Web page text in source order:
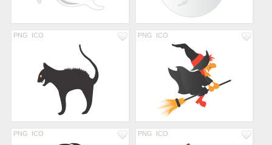
PNG ICO PNG ICO
PNG ICO PNG ICO